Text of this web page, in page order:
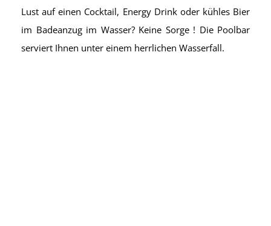
Activiteiten
Lust auf einen Cocktail, Energy Drink oder kühles Bier
im Badeanzug im Wasser? Keine Sorge ! Die Poolbar
serviert Ihnen unter einem herrlichen Wasserfall.